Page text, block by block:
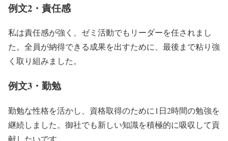
例文2・責任感
私は責任感が強く、ゼミ活動でもリーダーを任されまし
た。全員が納得できる成果を出すために、最後まで粘り強
く取り組みました。
例文3・勤勉
勤勉な性格を活かし、資格取得のために1日2時間の勉強を
継続しました。御社でも新しい知識を積極的に吸収して貢
献したいです。